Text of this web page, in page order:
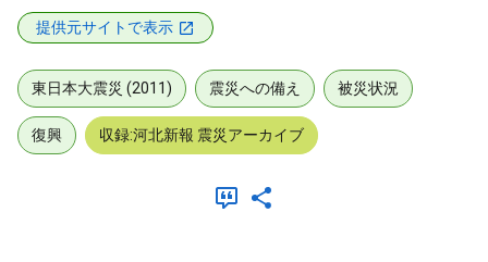
提供元サイトで表示
東日本大震災 (2011) 震災への備え 被災状況
復興 収録:河北新報 震災アーカイブ